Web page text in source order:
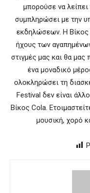
μπορούσε να
συμπληρώσει με την
εκδηλώσεων. Η Βίκος
ήχους των
στιγμές μας και θα
ένα μοναδικό
ολοκληρώσει τη
Festival δεν είναι
Βίκος Cola.
μουσική, χορό